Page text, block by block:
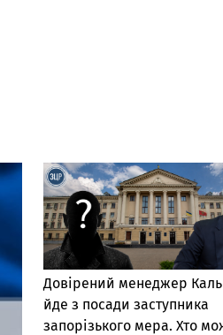
Довірений менеджер
йде з посади заступника
запорізького мера. Хто